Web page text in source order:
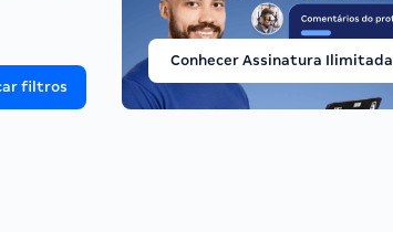
filtros
Conhecer Assinatura Ilimitada